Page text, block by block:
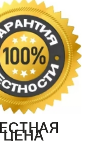
ЦЕНА